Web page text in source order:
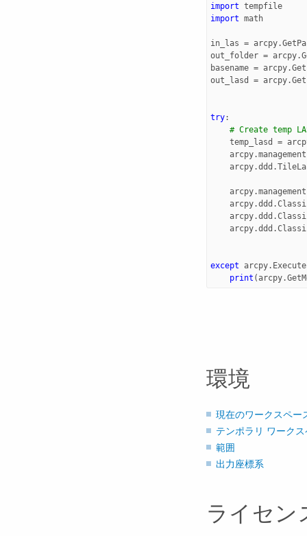
import tempfile
import math
in_las = arcpy.
out_folder = arcpy.
basename = arcpy.
out_lasd
= arcpy.
try:
# Create temp
temp_lasd
=
arcpy.management
arcpy.ddd .
arcpy.management
arcpy.ddd .
arcpy.ddd .
arcpy.ddd .
except arcpy.
print (arcpy.
環境
現在のワークスペー
テンポラリ ワーク
範囲
出力座標系
ライセン